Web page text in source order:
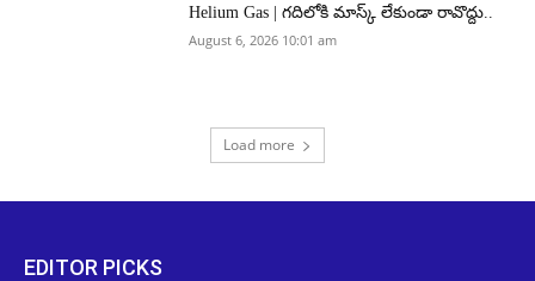
Helium Gas | గదిలోకి మాస్క్ లేకుండా రావొద్దు..
August 6, 2026 10:01 am
Load more
EDITOR PICKS